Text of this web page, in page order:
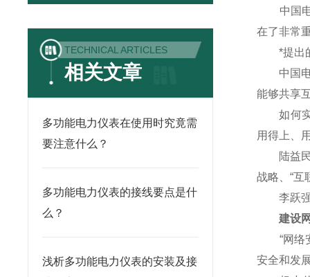
TECHNICAL ARTICLES
相关文章
多功能电力仪表在使用时究竟需
要注意什么？
多功能电力仪表的接线要点是什
么？
浅析多功能电力仪表的安装及接
中国电
在了非常
*提出的
中国电
能够共享
如何实
用得上、
陆益民
战略、“互
李跃强
建设网
“网络安
安全和发